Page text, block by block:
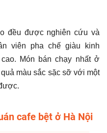
đều được nghiên cứu và
viên pha chế giàu kinh
Món bán chạy nhất ở
màu sắc sặc sỡ với một
cafe bệt ở Hà Nội